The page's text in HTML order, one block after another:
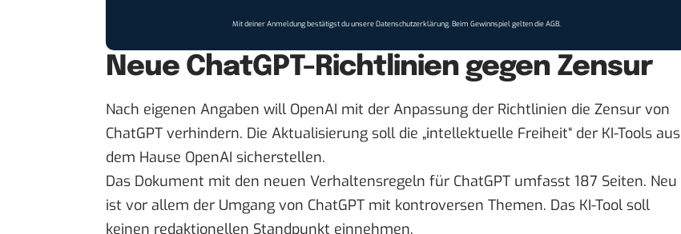
Mit deiner Anmeldung bestätigst du unsereDatenschutzerklärung. Beim Gewinnspiel gelten dieAGB.
Neue ChatGPT-Richtlinien gegen Zensur
Nach eigenen Angaben will OpenAI mit der Anpassung der Richtlinien die Zensur von
ChatGPT verhindern. Die Aktualisierung soll die „intellektuelle Freiheit“ der KI-Tools aus
dem Hause OpenAI sicherstellen.
Das Dokument mit den neuen Verhaltensregeln für ChatGPT umfasst 187 Seiten. Neu
ist vor allem der Umgang von ChatGPT mit kontroversen Themen. Das KI-Tool soll
keinen redaktionellen Standpunkt einnehmen.